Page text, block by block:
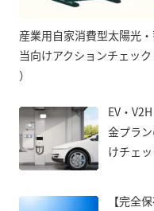
産業用自家消費型太陽光
当向けアクションチェッ
）
EV・
金プラ
けチェ
【完全